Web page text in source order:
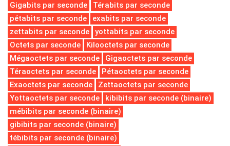
Gigabits par seconde
Térabits par seconde
pétabits par seconde
exabits par seconde
zettabits par seconde
yottabits par seconde
Octets par seconde
Kilooctets par seconde
Mégaoctets par seconde
Gigaoctets par seconde
Téraoctets par seconde
Pétaoctets par seconde
Exaoctets par seconde
Zettaoctets par seconde
Yottaoctets par seconde
kibibits par seconde (binaire)
mébibits par seconde (binaire)
gibibits par seconde (binaire)
tébibits par seconde (binaire)